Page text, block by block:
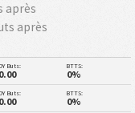
après
après
Buts:
0.00
BTTS:
0%
Buts:
0.00
BTTS:
0%